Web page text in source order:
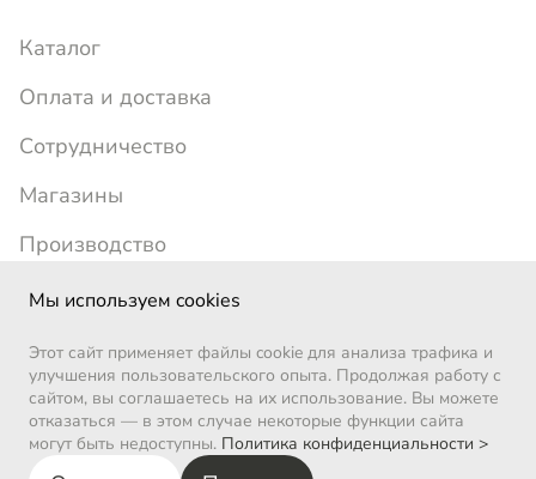
Каталог
Оплата и доставка
Сотрудничество
Магазины
Производство
artmebel1996@yandex.ru
Позвоните мне
ВКонтакте
Арт-Мебель | 1996-2026
Мы используем cookies
Этот сайт применяет файлы cookie для анализа трафика и
улучшения пользовательского опыта. Продолжая работу с
сайтом, вы соглашаетесь на их использование. Вы можете
отказаться — в этом случае некоторые функции сайта
могут быть недоступны. Политика конфиденциальности >